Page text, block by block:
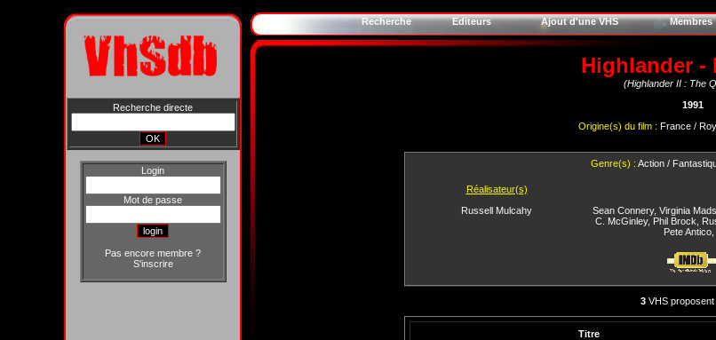
Recherche directe
Login
Mot de passe
Pas encore membre ?
S'inscrire
Recherche Editeurs Ajout d'une VHS Membres
Highlander -
(Highlander II : The
1991
Origine(s) du film : France /
Genre(s) : Action /
Réalisateur(s)
Russell Mulcahy
Sean Connery, Virginia
C. McGinley, Phil Brock
Pete Antico
3 VHS proposent
Titre